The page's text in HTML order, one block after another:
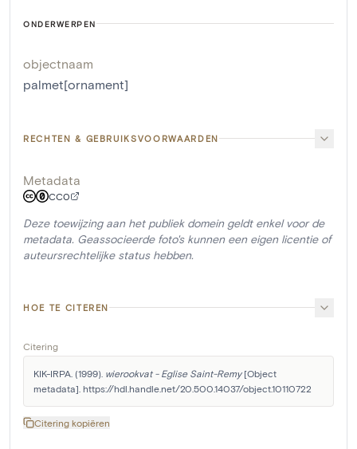
ONDERWERPEN
objectnaam
palmet[ornament]
RECHTEN & GEBRUIKSVOORWAARDEN
Metadata
CC0
Deze toewijzing aan het publiek domein geldt enkel voor de
metadata. Geassocieerde foto's kunnen een eigen licentie of
auteursrechtelijke status hebben.
HOE TE CITEREN
Citering
KIK-IRPA. (1999). wierookvat - Eglise Saint-Remy [Object
metadata]. https://hdl.handle.net/20.500.14037/object.10110722
Citering kopiëren